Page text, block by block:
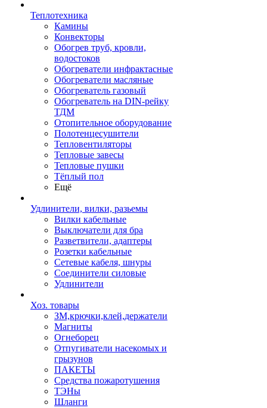
Теплотехника
Камины
Конвекторы
Обогрев труб, кровли,
водостоков
Обогреватели инфрактасные
Обогреватели масляные
Обогреватель газовый
Обогреватель на DIN-рейку
ТДМ
Отопительное оборудование
Полотенцесушители
Тепловентиляторы
Тепловые завесы
Тепловые пушки
Тёплый пол
Ещё
Удлинители, вилки, разьемы
Вилки кабельные
Выключатели для бра
Разветвители, адаптеры
Розетки кабельные
Сетевые кабеля, шнуры
Соединители силовые
Удлинители
Хоз. товары
ЗМ,крючки,клей,держатели
Магниты
Огнеборец
Отпугиватели насекомых и
грызунов
ПАКЕТЫ
Средства пожаротушения
ТЭНы
Шланги